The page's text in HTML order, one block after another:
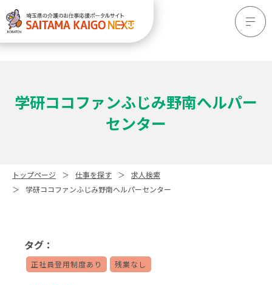
学研ココファンふじみ野南へルパー
センター
トップページ 仕事を探す
求人検索
学研ココファンふじみ野南へルパーセンター
タグ：
正社員登用制度あり 残業なし